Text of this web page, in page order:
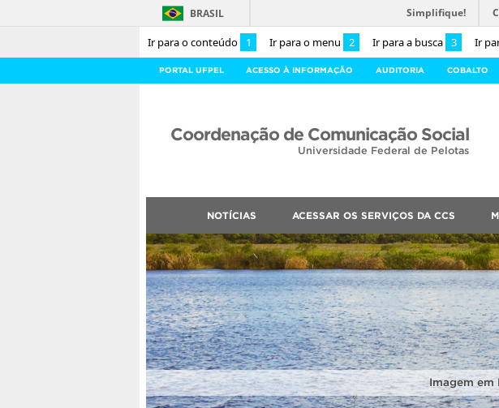
Ir para o conteúdo 1 Ir para o menu 2 Ir para a busca 3 Ir
BRASIL Simplifique!
PORTAL UFPEL ACESSO À INFORMAÇÃO AUDITORIA COBALTO
Coordenação de Comunicação Social
Universidade Federal de Pelotas
NOTÍCIAS ACESSAR OS SERVIÇOS DA CCS
Imagem em